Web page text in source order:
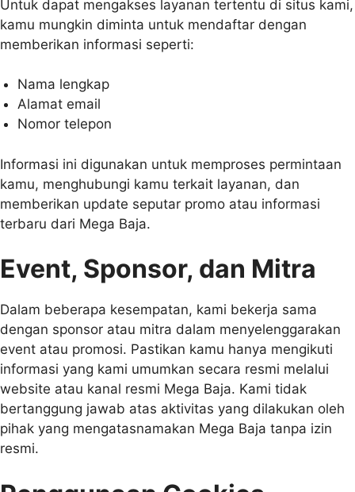
Untuk dapat mengakses layanan tertentu di situs kami,
kamu mungkin diminta untuk mendaftar dengan
memberikan informasi seperti:
Nama lengkap
Alamat email
Nomor telepon
Informasi ini digunakan untuk memproses permintaan
kamu, menghubungi kamu terkait layanan, dan
memberikan update seputar promo atau informasi
terbaru dari Mega Baja.
Event, Sponsor, dan Mitra
Dalam beberapa kesempatan, kami bekerja sama
dengan sponsor atau mitra dalam menyelenggarakan
event atau promosi. Pastikan kamu hanya mengikuti
informasi yang kami umumkan secara resmi melalui
website atau kanal resmi Mega Baja. Kami tidak
bertanggung jawab atas aktivitas yang dilakukan oleh
pihak yang mengatasnamakan Mega Baja tanpa izin
resmi.